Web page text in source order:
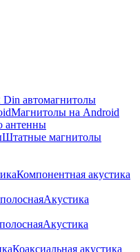
Din автомагнитолы
Магнитолы на Android
антенны
Штатные магнитолы
Компонентная акустика
Акустика
Акустика
Коаксиальная акустика